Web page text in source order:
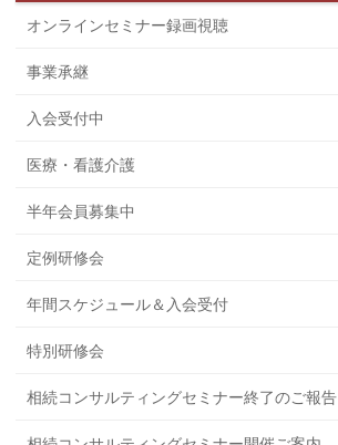
オンラインセミナー録画視聴
事業承継
入会受付中
医療・看護介護
半年会員募集中
定例研修会
年間スケジュール＆入会受付
特別研修会
相続コンサルティングセミナー終了のご報告